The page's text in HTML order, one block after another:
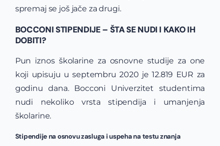
spremaj se još jače za drugi.
BOCCONI STIPENDIJE – ŠTA SE NUDI I KAKO IH
DOBITI?
Pun iznos školarine za osnovne studije za one
koji upisuju u septembru 2020 je 12.819 EUR za
godinu dana. Bocconi Univerzitet studentima
nudi nekoliko vrsta stipendija i umanjenja
školarine.
Stipendije na osnovu zasluga i uspeha na testu znanja